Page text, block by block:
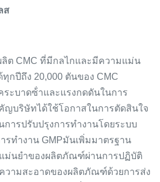
ส
ต CMC ที่มีกลไกและมีความแม่น
กปีถึง 20,000 ตันของ CMC
ะบาดซ้ําและแรงกดดันในการ
ญบริษัทได้ใช้โอกาสในการตัดสินใจ
การปรับปรุงการทํางานโดยระบบ
รทํางาน GMPมันเพิ่มมาตรฐาน
ม่นยําของผลิตภัณฑ์ผ่านการปฏิบัติ
วามสะอาดของผลิตภัณฑ์ด้วยการส่ง